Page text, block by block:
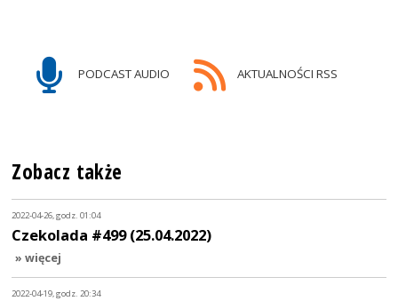
PODCAST AUDIO AKTUALNOŚCI RSS
Zobacz także
2022-04-26, godz. 01:04
Czekolada #499 (25.04.2022)
» więcej
2022-04-19, godz. 20:34